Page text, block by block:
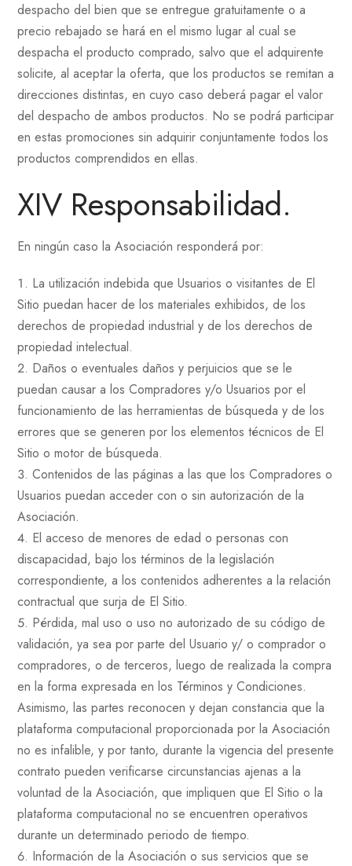
despacho del bien que se entregue gratuitamente o a
precio rebajado se hará en el mismo lugar al cual se
despacha el producto comprado, salvo que el adquirente
solicite, al aceptar la oferta, que los productos se remitan a
direcciones distintas, en cuyo caso deberá pagar el valor
del despacho de ambos productos. No se podrá participar
en estas promociones sin adquirir conjuntamente todos los
productos comprendidos en ellas.
XIV Responsabilidad.
En ningún caso la Asociación responderá por:
La utilización indebida que Usuarios o visitantes de El
Sitio puedan hacer de los materiales exhibidos, de los
derechos de propiedad industrial y de los derechos de
propiedad intelectual.
Daños o eventuales daños y perjuicios que se le
puedan causar a los Compradores y/o Usuarios por el
funcionamiento de las herramientas de búsqueda y de los
errores que se generen por los elementos técnicos de El
Sitio o motor de búsqueda.
Contenidos de las páginas a las que los Compradores o
Usuarios puedan acceder con o sin autorización de la
Asociación.
El acceso de menores de edad o personas con
discapacidad, bajo los términos de la legislación
correspondiente, a los contenidos adherentes a la relación
contractual que surja de El Sitio.
Pérdida, mal uso o uso no autorizado de su código de
validación, ya sea por parte del Usuario y/ o comprador o
compradores, o de terceros, luego de realizada la compra
en la forma expresada en los Términos y Condiciones.
Asimismo, las partes reconocen y dejan constancia que la
plataforma computacional proporcionada por la Asociación
no es infalible, y por tanto, durante la vigencia del presente
contrato pueden verificarse circunstancias ajenas a la
voluntad de la Asociación, que impliquen que El Sitio o la
plataforma computacional no se encuentren operativos
durante un determinado periodo de tiempo.
Información de la Asociación o sus servicios que se